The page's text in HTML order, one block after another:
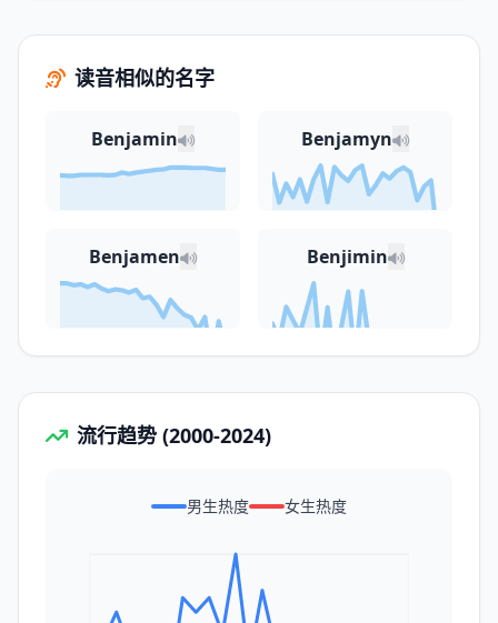
读音相似的名字
Benjamin Benjamyn
Benjamen Benjimin
流行趋势 (2000-2024)
男生热度 女生热度